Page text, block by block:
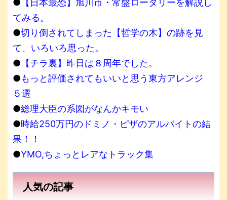
● 【日本最恐】旭川市・常盤ロータリーを解説し
てみる。
●切り倒されてしまった【哲学の木】の跡を見
て、いろいろ思った。
● 【チラ裏】昨日は８周年でした。
●もっと評価されてもいいと思う東方アレンジ
５選
●総理大臣の系図がなんかキモい
●時給250万円のドミノ・ピザのアルバイトの結
果！！
●YMO,ちょっとレアなトラック集
人気の記事